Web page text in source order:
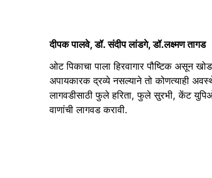
दीपक पालवे, डॉ. संदीप लांडगे, डॉ.लक्ष्मण तागड
ओट पिकाचा पाला हिरवागार पौष्टिक असून
अपायकारक द्रव्ये नसल्याने तो कोणत्याही
लागवडीसाठी फुले हरिता, फुले सुरभी, केंट
वाणांची लागवड करावी.